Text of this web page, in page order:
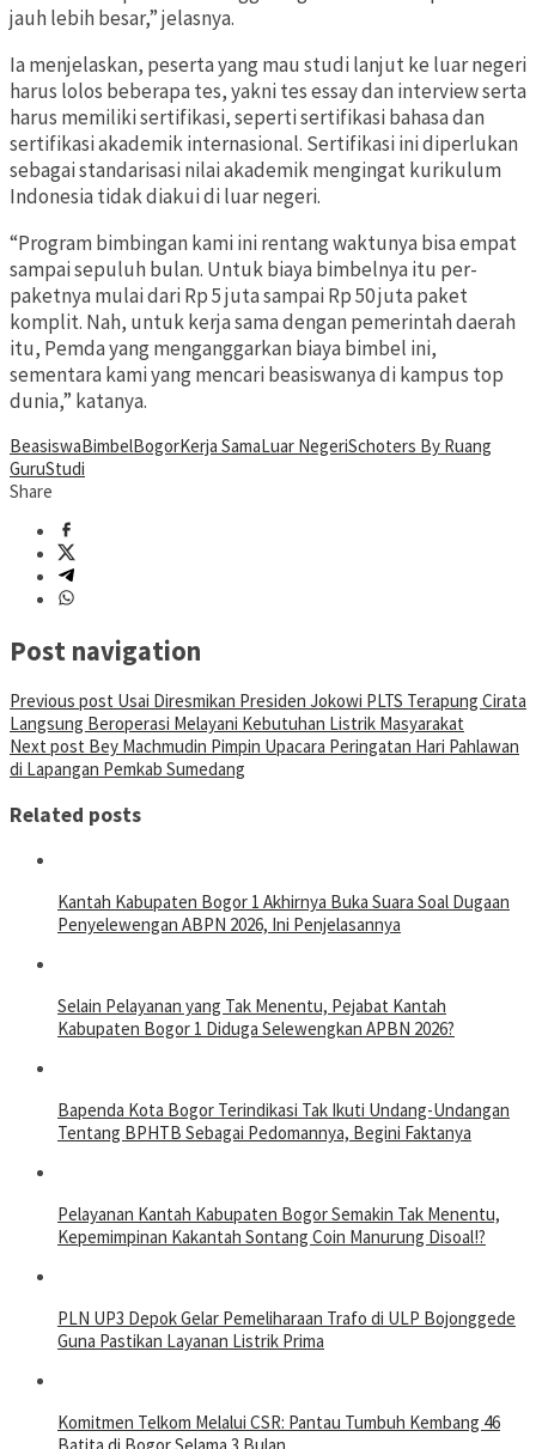
jauh lebih besar,” jelasnya.
Ia menjelaskan, peserta yang mau studi lanjut ke luar negeri
harus lolos beberapa tes, yakni tes essay dan interview serta
harus memiliki sertifikasi, seperti sertifikasi bahasa dan
sertifikasi akademik internasional. Sertifikasi ini diperlukan
sebagai standarisasi nilai akademik mengingat kurikulum
Indonesia tidak diakui di luar negeri.
“Program bimbingan kami ini rentang waktunya bisa empat
sampai sepuluh bulan. Untuk biaya bimbelnya itu per-
paketnya mulai dari Rp 5 juta sampai Rp 50 juta paket
komplit. Nah, untuk kerja sama dengan pemerintah daerah
itu, Pemda yang menganggarkan biaya bimbel ini,
sementara kami yang mencari beasiswanya di kampus top
dunia,” katanya.
BeasiswaBimbelBogorKerja SamaLuar NegeriSchoters By Ruang
GuruStudi
Share
Post navigation
Previous post Usai Diresmikan Presiden Jokowi PLTS Terapung Cirata
Langsung Beroperasi Melayani Kebutuhan Listrik Masyarakat
Next post Bey Machmudin Pimpin Upacara Peringatan Hari Pahlawan
di Lapangan Pemkab Sumedang
Related posts
Kantah Kabupaten Bogor 1 Akhirnya Buka Suara Soal Dugaan
Penyelewengan ABPN 2026, Ini Penjelasannya
Selain Pelayanan yang Tak Menentu, Pejabat Kantah
Kabupaten Bogor 1 Diduga Selewengkan APBN 2026?
Bapenda Kota Bogor Terindikasi Tak Ikuti Undang-Undangan
Tentang BPHTB Sebagai Pedomannya, Begini Faktanya
Pelayanan Kantah Kabupaten Bogor Semakin Tak Menentu,
Kepemimpinan Kakantah Sontang Coin Manurung Disoal!?
PLN UP3 Depok Gelar Pemeliharaan Trafo di ULP Bojonggede
Guna Pastikan Layanan Listrik Prima
Komitmen Telkom Melalui CSR: Pantau Tumbuh Kembang 46
Batita di Bogor Selama 3 Bulan